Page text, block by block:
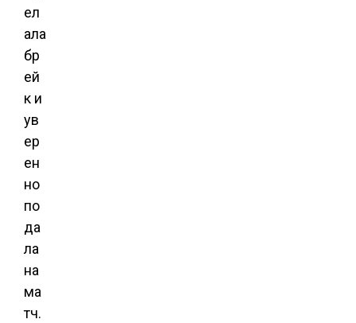
ел
ала
бр
ей
к и
ув
ер
ен
но
по
да
ла
на
ма
тч.